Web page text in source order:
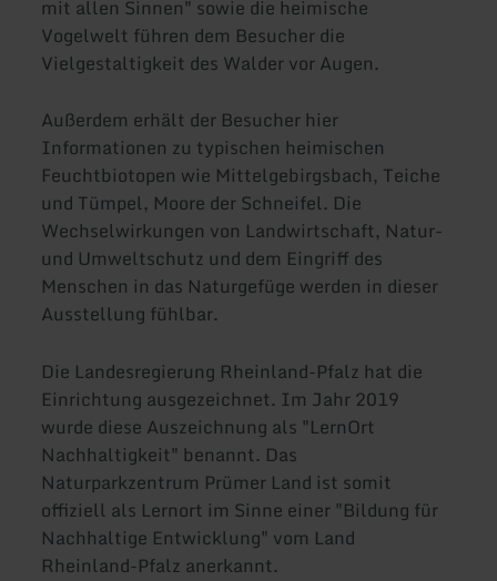
mit allen Sinnen" sowie die heimische
Vogelwelt führen dem Besucher die
Vielgestaltigkeit des Walder vor Augen.
Außerdem erhält der Besucher hier
Informationen zu typischen heimischen
Feuchtbiotopen wie Mittelgebirgsbach, Teiche
und Tümpel, Moore der Schneifel. Die
Wechselwirkungen von Landwirtschaft, Natur-
und Umweltschutz und dem Eingriff des
Menschen in das Naturgefüge werden in dieser
Ausstellung fühlbar.
Die Landesregierung Rheinland-Pfalz hat die
Einrichtung ausgezeichnet. Im Jahr 2019
wurde diese Auszeichnung als "LernOrt
Nachhaltigkeit" benannt. Das
Naturparkzentrum Prümer Land ist somit
offiziell als Lernort im Sinne einer "Bildung für
Nachhaltige Entwicklung" vom Land
Rheinland-Pfalz anerkannt.